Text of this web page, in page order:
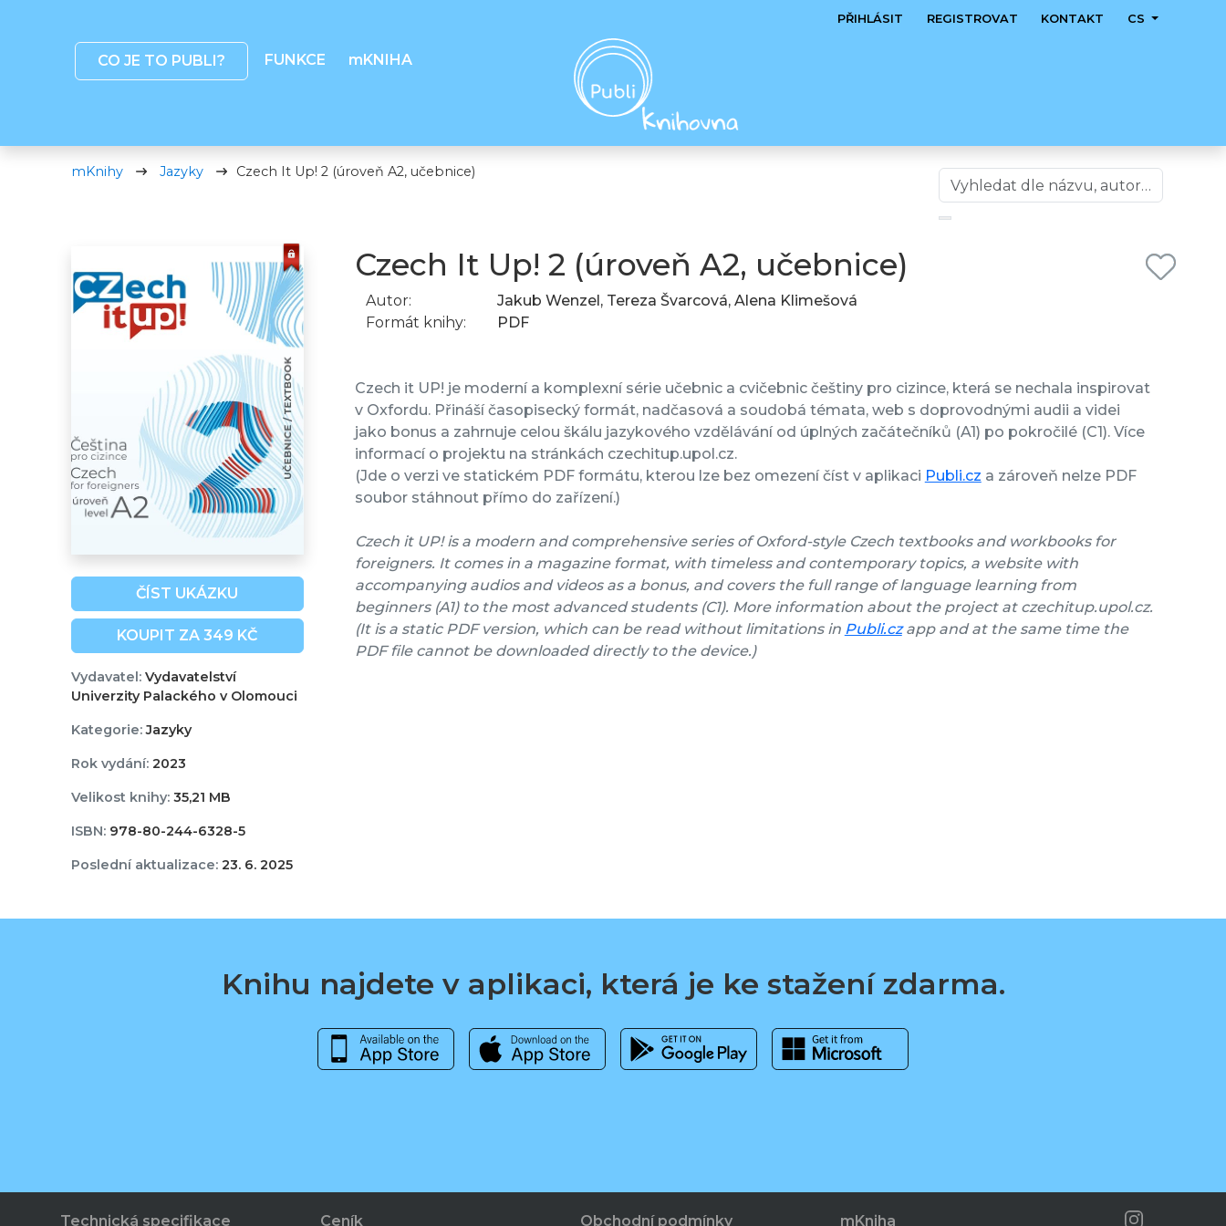
CO JE TO PUBLI? FUNKCE mKNIHA
PŘIHLÁSIT REGISTROVAT KONTAKT CS
mKnihy Jazyky Czech It Up! 2 (úroveň A2, učebnice)
ČÍST UKÁZKU
KOUPIT ZA 349 KČ
Vydavatel:Vydavatelství
Univerzity Palackého v Olomouci
Kategorie:Jazyky
Rok vydání:2023
Velikost knihy:35,21 MB
ISBN:978-80-244-6328-5
Poslední aktualizace:23. 6. 2025
Czech It Up! 2 (úroveň A2, učebnice)
Autor:
Jakub Wenzel, Tereza Švarcová, Alena Klimešová
Formát knihy:
PDF
Czech it UP! je moderní a komplexní série učebnic a cvičebnic češtiny pro cizince, která se nechala inspirovat
v Oxfordu. Přináší časopisecký formát, nadčasová a soudobá témata, web s doprovodnými audii a videi
jako bonus a zahrnuje celou škálu jazykového vzdělávání od úplných začátečníků (A1) po pokročilé (C1). Více
informací o projektu na stránkách czechitup.upol.cz.
(Jde o verzi ve statickém PDF formátu, kterou lze bez omezení číst v aplikaci Publi.cz a zároveň nelze PDF
soubor stáhnout přímo do zařízení.)
Czech it UP! is a modern and comprehensive series of Oxford-style Czech textbooks and workbooks for
foreigners. It comes in a magazine format, with timeless and contemporary topics, a website with
accompanying audios and videos as a bonus, and covers the full range of language learning from
beginners (A1) to the most advanced students (C1). More information about the project at czechitup.upol.cz.
(It is a static PDF version, which can be read without limitations in Publi.czapp and at the same time the
PDF file cannot be downloaded directly to the device.)
Knihu najdete v aplikaci, která je ke stažení zdarma.
Technická specifikace Ceník Obchodní podmínky mKniha